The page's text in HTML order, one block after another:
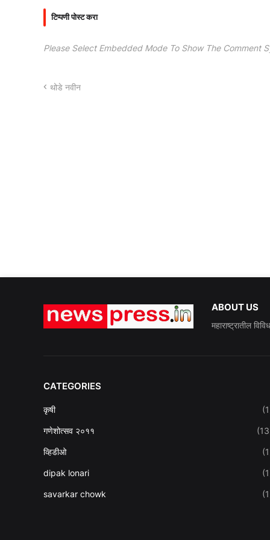
टिप्पणी पोस्ट करा
Please Select Embedded Mode To Show The Comment
थोडे नवीन
ABOUT US
महाराष्ट्रातील
CATEGORIES
कृषी
गणेशोत्सव २०११
व्हिडीओ
dipak lonari
savarkar chowk